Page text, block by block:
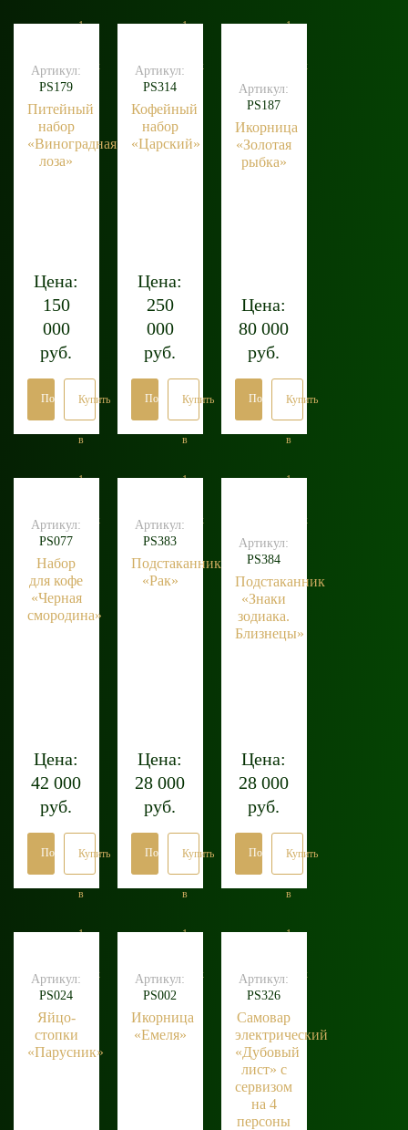
1
клик
1
клик
1
клик
Артикул:
PS179
Питейный
набор
«Виноградная
лоза»
Цена:
150
000
руб.
ПодробнееКупить
в
1
клик
Артикул:
PS314
Кофейный
набор
«Царский»
Цена:
250
000
руб.
ПодробнееКупить
в
1
клик
Артикул:
PS187
Икорница
«Золотая
рыбка»
Цена:
80 000
руб.
ПодробнееКупить
в
1
клик
Артикул:
PS077
Набор
для кофе
«Черная
смородина»
Цена:
42 000
руб.
ПодробнееКупить
в
1
клик
Артикул:
PS383
Подстаканник
«Рак»
Цена:
28 000
руб.
ПодробнееКупить
в
1
клик
Артикул:
PS384
Подстаканник
«Знаки
зодиака.
Близнецы»
Цена:
28 000
руб.
ПодробнееКупить
в
1
клик
Артикул:
PS024
Яйцо-
стопки
«Парусник»
Артикул:
PS002
Икорница
«Емеля»
Артикул:
PS326
Самовар
электрический
«Дубовый
лист» с
сервизом
на 4
персоны